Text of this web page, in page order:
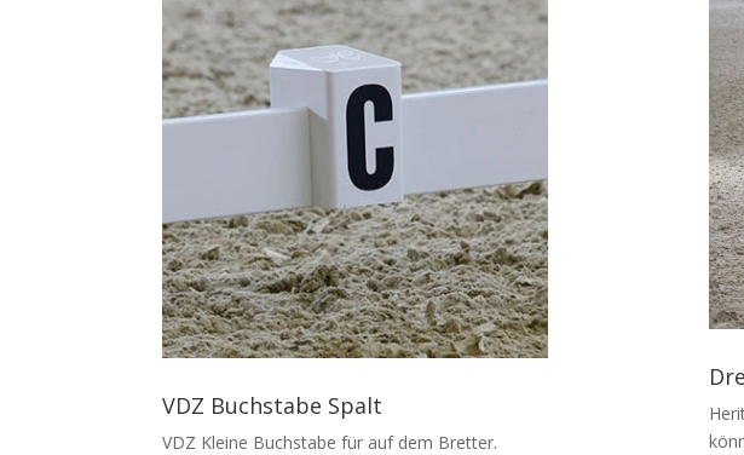
VDZ Buchstabe Spalt
VDZ Kleine Buchstabe für auf dem Bretter.